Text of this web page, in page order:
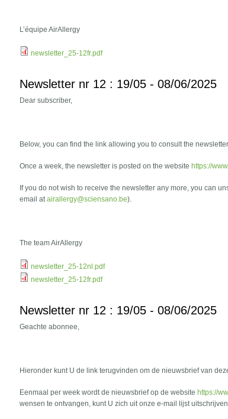
L’équipe AirAllergy
newsletter_25-12fr.pdf
Newsletter nr 12 : 19/05 - 08/06/2025
Dear subscriber,
Below, you can find the link allowing you to consult the
Once a week, the newsletter is posted on the website https://
If you do not wish to receive the newsletter any more, you can
email atairallergy@sciensano.be).
The team AirAllergy
newsletter_25-12nl.pdf
newsletter_25-12fr.pdf
Newsletter nr 12 : 19/05 - 08/06/2025
Geachte abonnee,
Hieronder kunt U de link terugvinden om de nieuwsbrief van
Eenmaal per week wordt de nieuwsbrief op de website https://
wensen te ontvangen, kunt U zich uit onze e-mail lijst